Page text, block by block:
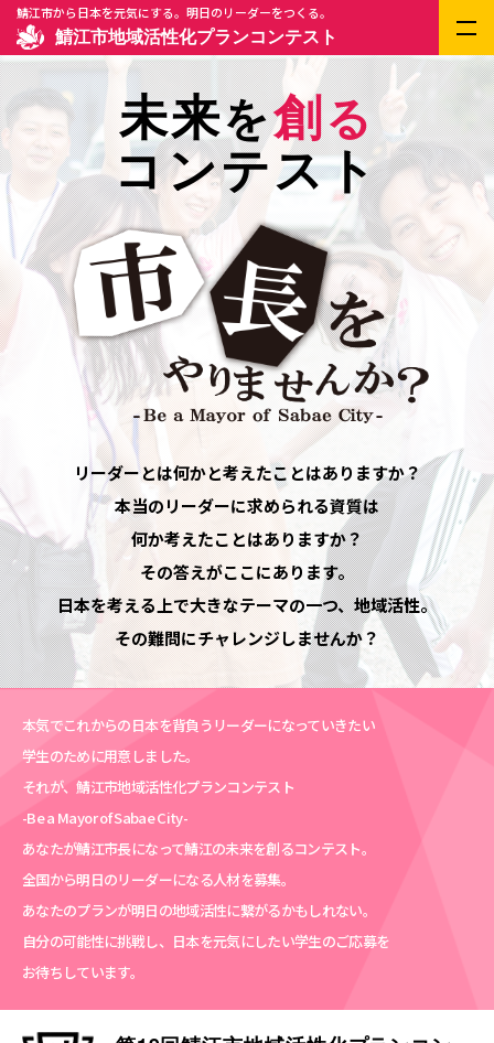
鯖江市地域活性化プランコンテスト
鯖江市から日本を元気にする。明日のリーダーをつくる。
未来を創る
コンテスト
リーダーとは何かと考えたことはありますか？
本当のリーダーに求められる資質は
何か考えたことはありますか？
その答えがここにあります。
日本を考える上で大きなテーマの一つ、地域活性。
その難問にチャレンジしませんか？
本気でこれからの日本を背負うリーダーになっていきたい
学生のために用意しました。
それが、鯖江市地域活性化プランコンテスト
-Be a Mayor of Sabae City-
あなたが鯖江市長になって鯖江の未来を創るコンテスト。
全国から明日のリーダーになる人材を募集。
あなたのプランが明日の地域活性に繋がるかもしれない。
自分の可能性に挑戦し、日本を元気にしたい学生のご応募を
お待ちしています。